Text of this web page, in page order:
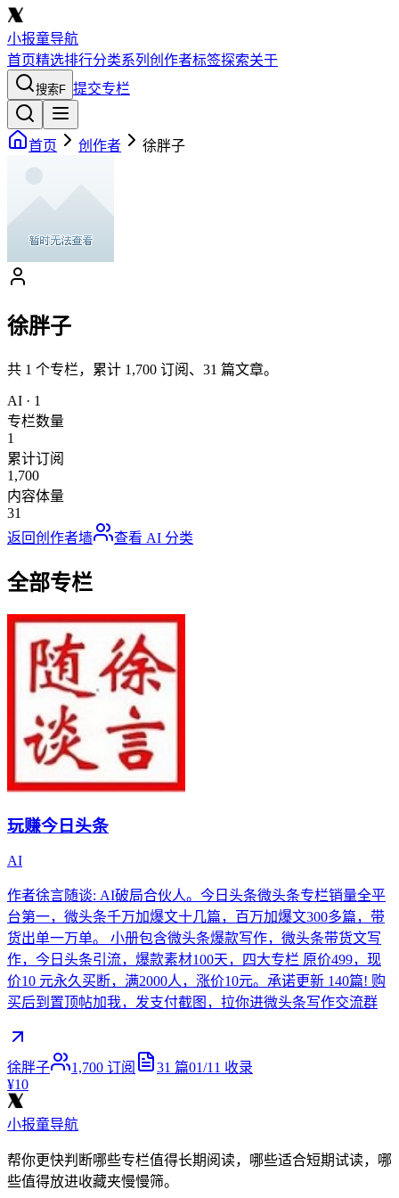
小报童导航
首页精选排行分类系列 创作者标签探索关于
搜索F 提交专栏
首页 创作者 徐胖子
徐胖子
共 1 个专栏，累计 1,700 订阅、 31 篇文章。
AI · 1
专栏数量
1
累计订阅
1,700
内容体量
31
返回创作者墙
查看 AI 分类
全部专栏
玩赚今日头条
AI
作者徐言随谈: AI破局合伙人。今日头条微头条专栏销量全平
台第一，微头条千万加爆文十几篇，百万加爆文300多篇，带
货出单一万单。 小册包含微头条爆款写作，微头条带货文写
作，今日头条引流，爆款素材100天，四大专栏 原价499，现
价10 元永久买断，满2000人，涨价10元。承诺更新 140篇! 购
买后到置顶帖加我，发支付截图，拉你进微头条写作交流群
徐胖子 1,700 订阅 31 篇01/11 收录
¥10
小报童导航
帮你更快判断哪些专栏值得长期阅读，哪些适合短期试读，哪
些值得放进收藏夹慢慢筛。